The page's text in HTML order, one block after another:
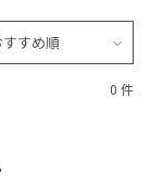
すすめ順
0 件